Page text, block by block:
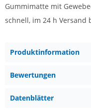
Gummimatte mit
schnell, im 24 h Versand
Produktinformation
Bewertungen
Datenblätter